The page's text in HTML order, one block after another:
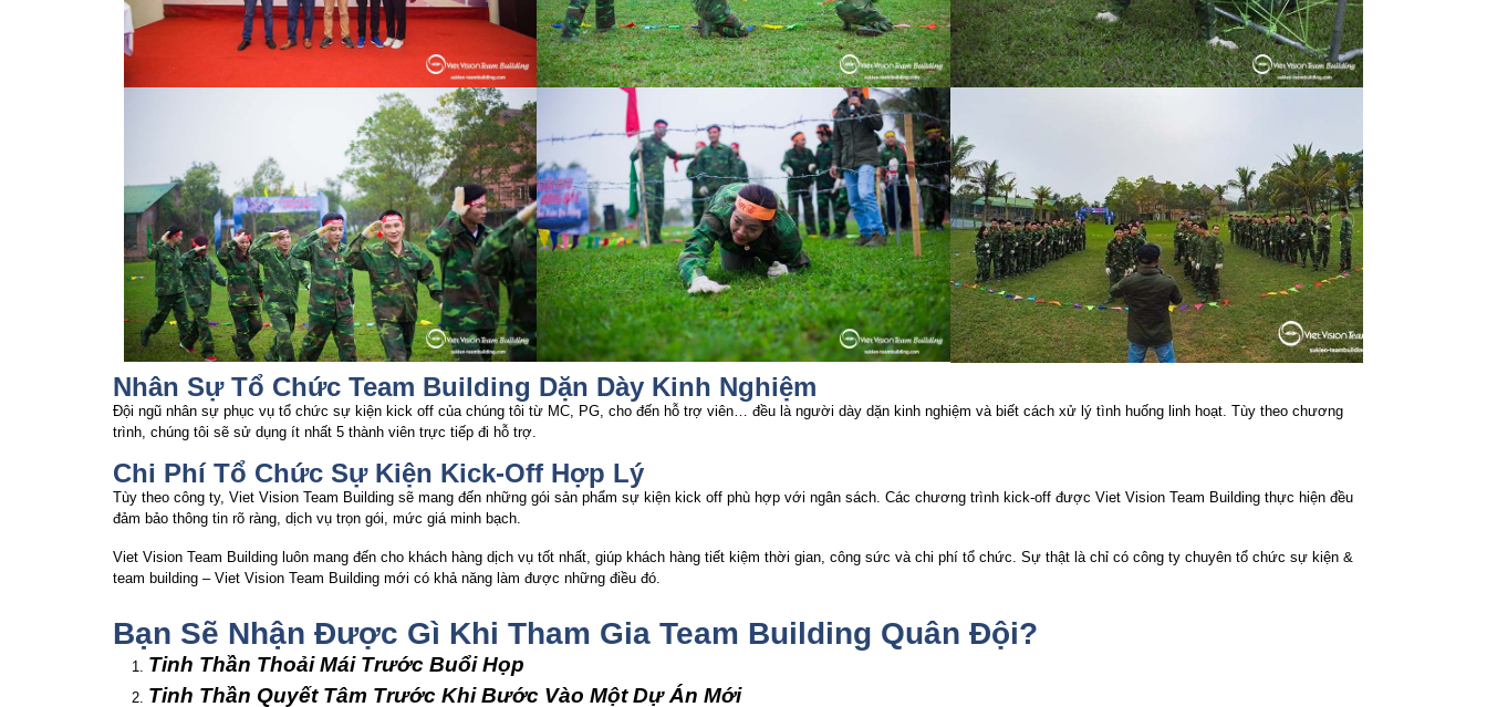
Nhân Sự Tổ Chức Team Building Dặn Dày Kinh Nghiệm
Đội ngũ nhân sự phục vụ tổ chức sự kiện kick off của chúng tôi từ MC, PG, cho đến hỗ trợ viên… đều là người dày dặn kinh nghiệm và biết cách xử lý tình huống linh hoạt. Tùy theo chương
trình, chúng tôi sẽ sử dụng ít nhất 5 thành viên trực tiếp đi hỗ trợ.
Chi Phí Tổ Chức Sự Kiện Kick-Off Hợp Lý
Tùy theo công ty, Viet Vision Team Building sẽ mang đến những gói sản phẩm sự kiện kick off phù hợp với ngân sách. Các chương trình kick-off được Viet Vision Team Building thực hiện đều
đảm bảo thông tin rõ ràng, dịch vụ trọn gói, mức giá minh bạch.
Viet Vision Team Building luôn mang đến cho khách hàng dịch vụ tốt nhất, giúp khách hàng tiết kiệm thời gian, công sức và chi phí tổ chức. Sự thật là chỉ có công ty chuyên tổ chức sự kiện &
team building – Viet Vision Team Building mới có khả năng làm được những điều đó.
Bạn Sẽ Nhận Được Gì Khi Tham Gia Team Building Quân Đội?
Tinh Thần Thoải Mái Trước Buổi Họp
Tinh Thần Quyết Tâm Trước Khi Bước Vào Một Dự Án Mới